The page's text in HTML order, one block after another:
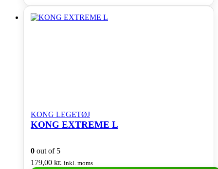
KONG LEGETØJ
KONG EXTREME L
0 out of 5
179,00 kr. inkl. moms